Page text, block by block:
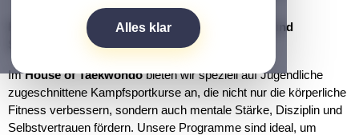
Kampfsport für Jugendliche: Fitness, Disziplin und
Selbstvertrauen aufbauen
ImHouse of Taekwondobieten wir speziell auf Jugendliche
zugeschnittene Kampfsportkurse an, die nicht nur die körperliche
Fitness verbessern, sondern auch mentale Stärke, Disziplin und
Selbstvertrauen fördern. Unsere Programme sind ideal, um
Alles klar